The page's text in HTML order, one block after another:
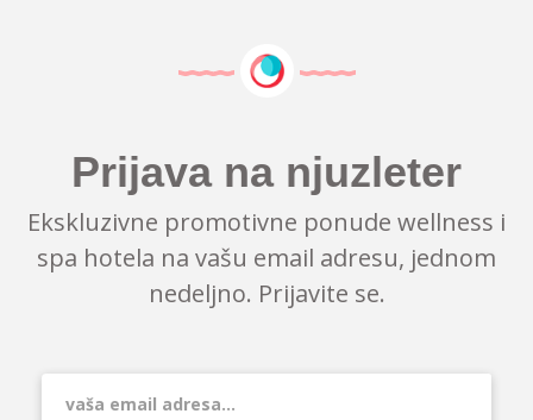
Prijava na njuzleter
Ekskluzivne promotivne ponude wellness i
spa hotela na vašu email adresu, jednom
nedeljno. Prijavite se.